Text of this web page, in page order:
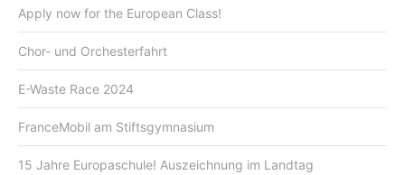
Apply now for the European Class!
Chor- und Orchesterfahrt
E-Waste Race 2024
FranceMobil am Stiftsgymnasium
15 Jahre Europaschule! Auszeichnung im Landtag